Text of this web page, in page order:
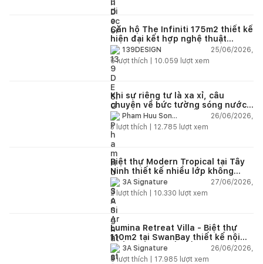
Căn hộ The Infiniti 175m2 thiết kế
hiện đại kết hợp nghệ thuật
Modern Art đầy cảm xúc
139DESIGN
25/06/2026,
6lượt thích | 10.059 lượt xem
Khi sự riêng tư là xa xỉ, câu
chuyện về bức tường sóng nước
từ 10.000 viên đá cắt tay
Pham Huu Son
Architects
26/06/2026,
3lượt thích | 12.785 lượt xem
Biệt thự Modern Tropical tại Tây
Ninh thiết kế nhiều lớp không
gian đón gió và lọc nắng tự nhiên
3A Signature
27/06/2026,
2lượt thích | 10.330 lượt xem
Lumina Retreat Villa - Biệt thự
110m2 tại SwanBay thiết kế nội
thất hiện đại kết nối thiên nhiên
theo phong cách nghỉ dưỡng
3A Signature
26/06/2026,
6lượt thích | 17.985 lượt xem